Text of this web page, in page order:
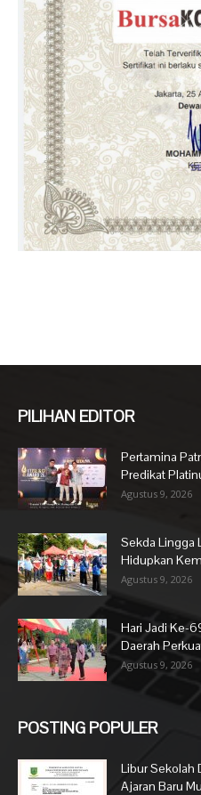
PILIHAN EDITOR
Pertamina
Predikat
Agustus 9, 2026
Sekda Lingga
Hidupkan
Agustus 9, 2026
Hari Jadi Ke-
Daerah
Agustus 9, 2026
POSTING POPULER
Libur Sekolah
Ajaran Baru